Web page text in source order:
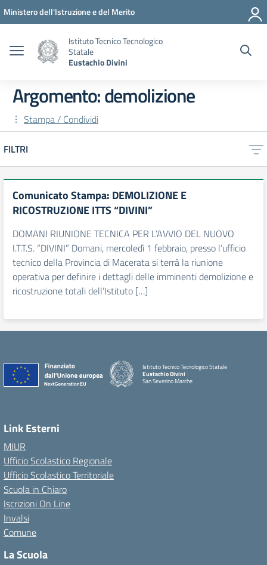
Vai ai contenuti
Vai al menu di navigazione
Vai al footer
Ministero dell'Istruzione e del Merito
Istituto Tecnico Tecnologico
Statale
Eustachio Divini
Argomento: demolizione
Stampa / Condividi
FILTRI
Comunicato Stampa: DEMOLIZIONE E
RICOSTRUZIONE ITTS “DIVINI”
DOMANI RIUNIONE TECNICA PER L’AVVIO DEL NUOVO
I.T.T.S. “DIVINI” Domani, mercoledì 1 febbraio, presso l’ufficio
tecnico della Provincia di Macerata si terrà la riunione
operativa per definire i dettagli delle imminenti demolizione e
ricostruzione totali dell’Istituto […]
Istituto Tecnico Tecnologico Statale
Eustachio Divini
San Severino Marche
Link Esterni
MIUR
Ufficio Scolastico Regionale
Ufficio Scolastico Territoriale
Scuola in Chiaro
Iscrizioni On Line
Invalsi
Comune
La Scuola